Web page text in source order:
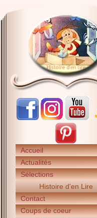
Accueil
Actualités
Sélections
Histoire d'en Lire
Contact
Coups de coeur